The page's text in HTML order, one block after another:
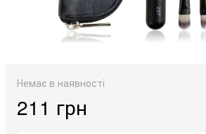
Немає в наявності
211 грн